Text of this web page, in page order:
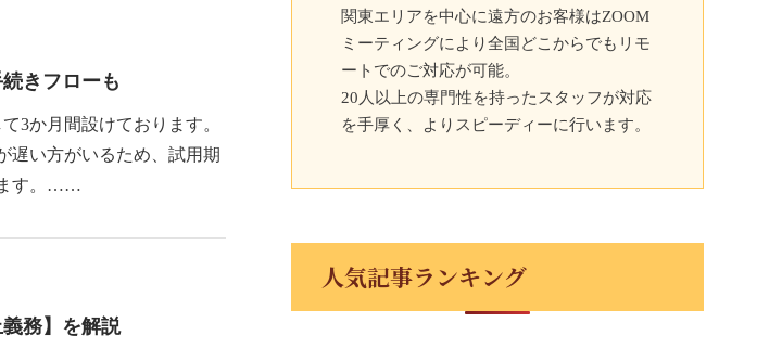
きフローも
3か月間設けております。
遅い方がいるため、試用期
ます。……
務】を解説
関東エリアを中心に遠方のお客様はZOOM
ミーティングにより全国どこからでもリモ
ートでのご対応が可能。
20人以上の専門性を持ったスタッフが対応
を手厚く、よりスピーディーに行います。
人気記事ランキング